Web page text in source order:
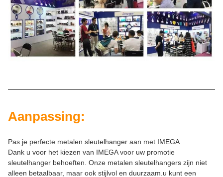
Aanpassing:
Pas je perfecte metalen sleutelhanger aan met IMEGA
Dank u voor het kiezen van IMEGA voor uw promotie
sleutelhanger behoeften. Onze metalen sleutelhangers zijn niet
alleen betaalbaar, maar ook stijlvol en duurzaam.u kunt een